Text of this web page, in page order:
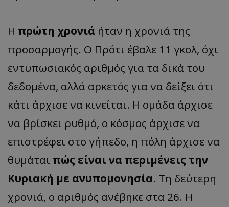
Η πρώτη χρονιά ήταν η χρονιά της
προσαρμογής. Ο Πρότι έβαλε 11 γκολ, όχι
εντυπωσιακός αριθμός για τα δικά του
δεδομένα, αλλά αρκετός για να δείξει ότι
κάτι άρχισε να κινείται. Η ομάδα άρχισε
να βρίσκει ρυθμό, ο κόσμος άρχισε να
επιστρέφει στο γήπεδο, η πόλη άρχισε να
θυμάται πώς είναι να περιμένεις την
Κυριακή με ανυπομονησία. Τη δεύτερη
χρονιά, ο αριθμός ανέβηκε στα 26. Η